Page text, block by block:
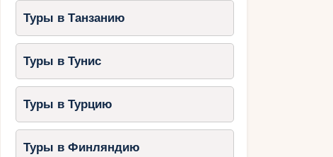
Туры в Танзанию
Туры в Тунис
Туры в Турцию
Туры в Финляндию